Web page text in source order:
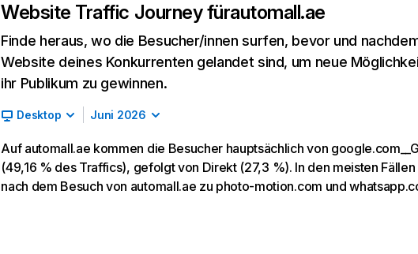
Website Traffic Journey fürautomall.ae
Finde heraus, wo die Besucher/innen surfen, bevor und
Website deines Konkurrenten gelandet sind, um neue
ihr Publikum zu gewinnen.
Desktop Juni 2026
Auf automall.ae kommen die Besucher hauptsächlich von
(49,16 % des Traffics), gefolgt von Direkt (27,3 %). In den meisten
nach dem Besuch von automall.ae zu photo-motion.com und